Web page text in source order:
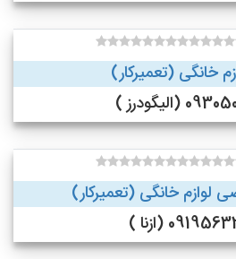
خانگی (تعمیرکار)
)
خانگی (تعمیرکار)
(ازنا )